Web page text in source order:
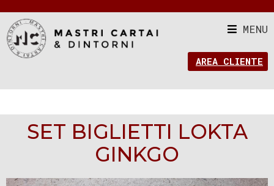
MENU
AREA CLIENTE
SET BIGLIETTI LOKTA
GINKGO